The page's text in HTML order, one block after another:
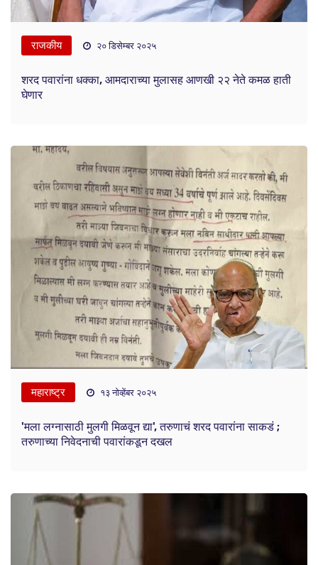
राजकीय २० डिसेम्बर २०२५
शरद पवारांना धक्का, आमदाराच्या मुलासह आणखी २२ नेते कमळ हाती
घेणार
महाराष्ट्र १३ नोव्हेंबर २०२५
'मला लग्नासाठी मुलगी मिळवून द्या', तरुणाचं शरद पवारांना साकडं ;
तरुणाच्या निवेदनाची पवारांकडून दखल